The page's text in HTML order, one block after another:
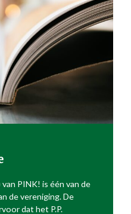
PINK! is één van de
de vereniging. De
dat het P.P.